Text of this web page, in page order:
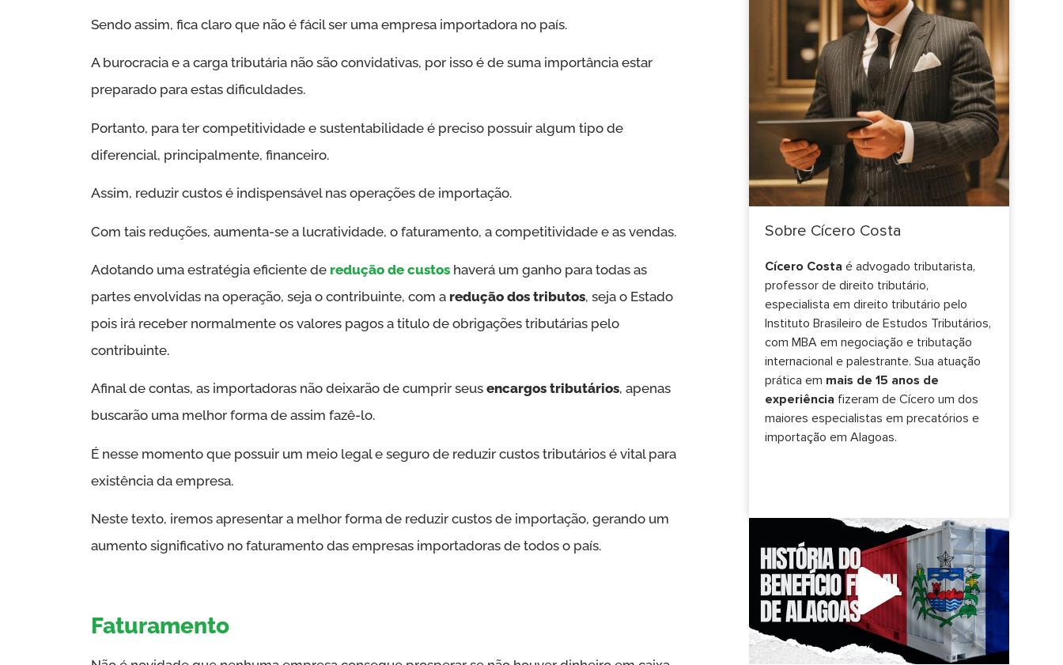
Sendo assim, fica claro que não é fácil ser uma empresa importadora no país.
A burocracia e a carga tributária não são convidativas, por isso é de suma importância estar
preparado para estas dificuldades.
Portanto, para ter competitividade e sustentabilidade é preciso possuir algum tipo de
diferencial, principalmente, financeiro.
Assim, reduzir custos é indispensável nas operações de importação.
Com tais reduções, aumenta-se a lucratividade, o faturamento, a competitividade e as vendas.
Adotando uma estratégia eficiente de redução de custos haverá um ganho para todas as
partes envolvidas na operação, seja o contribuinte, com a redução dos tributos, seja o Estado
pois irá receber normalmente os valores pagos a titulo de obrigações tributárias pelo
contribuinte.
Afinal de contas, as importadoras não deixarão de cumprir seusencargos tributários, apenas
buscarão uma melhor forma de assim fazê-lo.
É nesse momento que possuir um meio legal e seguro de reduzir custos tributários é vital para
existência da empresa.
Neste texto, iremos apresentar a melhor forma de reduzir custos de importação, gerando um
aumento significativo no faturamento das empresas importadoras de todos o país.
Faturamento
Sobre Cícero Costa
Cícero Costa é advogado tributarista,
professor de direito tributário,
especialista em direito tributário pelo
Instituto Brasileiro de Estudos Tributários,
com MBA em negociação e tributação
internacional e palestrante. Sua atuação
prática em mais de 15 anos de
experiência fizeram de Cícero um dos
maiores especialistas em precatórios e
importação em Alagoas.